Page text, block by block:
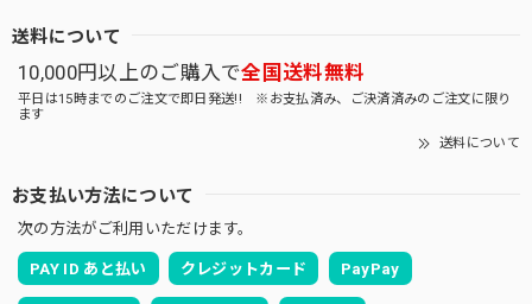
送料について
10,000円以上のご購入で全国送料無料
平日は15時までのご注文で即日発送!! ※お支払済み、ご決済済みのご注文に限り
ます
送料について
お支払い方法について
次の方法がご利用いただけます。
PAY ID あと払い クレジットカード PayPay